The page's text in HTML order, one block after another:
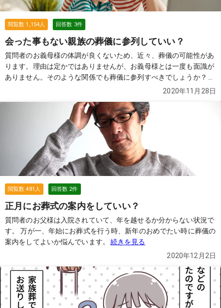
閲覧数 1,154人 回答数 3件
会った事もない親族の葬儀に参列していい？
質問者のお義母様の体調が良くないため、近々、葬儀の可能性があ
ります。理由は定かではありませんが、お義母様とは一度も面識が
ありません。そのような関係でも葬儀に参列すべきでしょうか？
2020年11月28日
閲覧数481 人 回答数 2件
正月にお葬式の案内をしていい？
質問者のお父様は入院されていて、年を越せるか分からない状況で
す。 万が一、年始にお葬式を行う時、新年のおめでたい時に葬儀の
案内をしてよいか悩んでいます。
続きを見る
2020年12月2日